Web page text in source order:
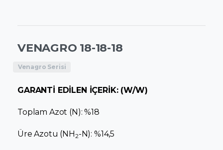
VENAGRO 18-18-18
Venagro Serisi
GARANTİ EDİLEN İÇERİK: (W/W)
Toplam Azot (N): %18
Üre Azotu (NH2-N): %14,5